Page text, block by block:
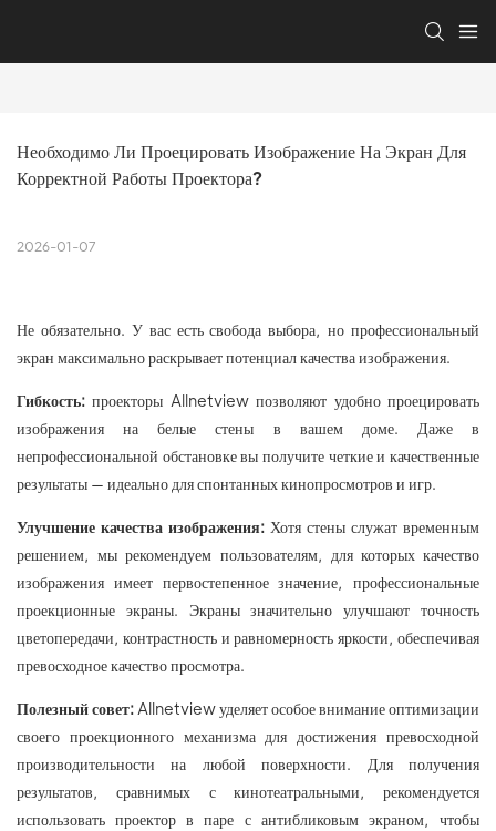
Необходимо Ли Проецировать Изображение На Экран Для
Корректной Работы Проектора?
2026-01-07
Не обязательно. У вас есть свобода выбора, но профессиональный
экран максимально раскрывает потенциал качества изображения.
Гибкость: проекторы Allnetview позволяют удобно проецировать
изображения на белые стены в вашем доме. Даже в
непрофессиональной обстановке вы получите четкие и качественные
результаты — идеально для спонтанных кинопросмотров и игр.
Улучшение качества изображения: Хотя стены служат временным
решением, мы рекомендуем пользователям, для которых качество
изображения имеет первостепенное значение, профессиональные
проекционные экраны. Экраны значительно улучшают точность
цветопередачи, контрастность и равномерность яркости, обеспечивая
превосходное качество просмотра.
Полезный совет: Allnetview уделяет особое внимание оптимизации
своего проекционного механизма для достижения превосходной
производительности на любой поверхности. Для получения
результатов, сравнимых с кинотеатральными, рекомендуется
использовать проектор в паре с антибликовым экраном, чтобы